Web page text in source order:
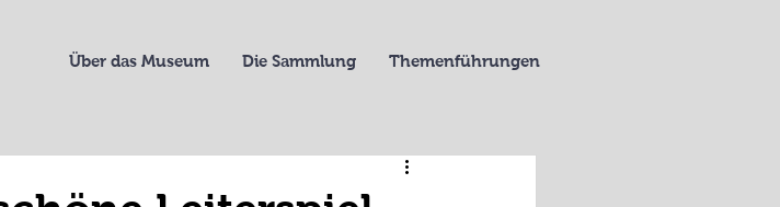
Über das Museum Die Sammlung Themenführungen